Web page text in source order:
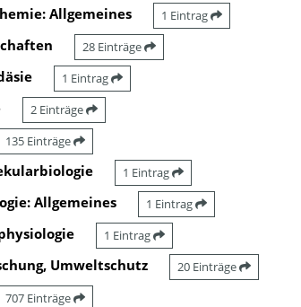
Allgemeines 1 Eintrag
28 Einträge
1 Eintrag
2 Einträge
135 Einträge
1 Eintrag
Allgemeines 1 Eintrag
1 Eintrag
Umweltschutz 20 Einträge
707 Einträge